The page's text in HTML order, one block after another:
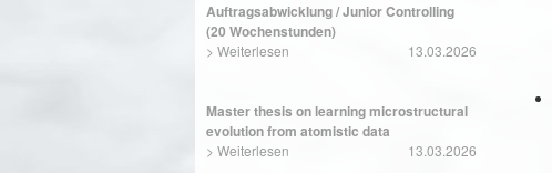
Auftragsabwicklung / Junior Controlling
(20 Wochenstunden)
> Weiterlesen 13.03.2026
Master thesis on learning microstructural
evolution from atomistic data
> Weiterlesen 13.03.2026